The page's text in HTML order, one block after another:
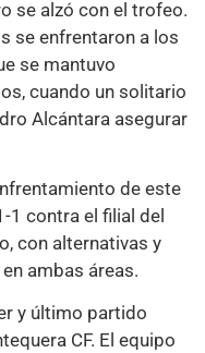
se alzó con el trofeo.
se enfrentaron a los
se mantuvo
cuando un solitario
Alcántara asegurar
de este
1 contra el filial del
con alternativas y
ambas áreas.
y último partido
CF. El equipo